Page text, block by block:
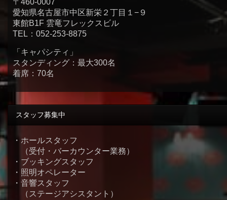
〒460-0007
愛知県名古屋市中区新栄２丁目１−９
東館B1F 雲竜フレックスビル
TEL：052-253-8875
「キャパシティ」
スタンディング：最大300名
着席：70名
スタッフ募集中
・ホールスタッフ
（受付・バーカウンター業務）
・ブッキングスタッフ
・照明オペレーター
・音響スタッフ
（ステージアシスタント）